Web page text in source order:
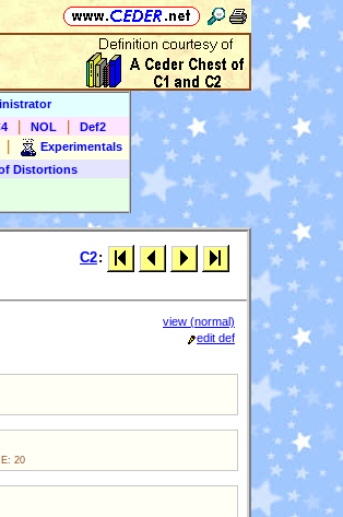
NOL
Def2
Experimentals
Distortions
C2:
view (normal)
edit def
20